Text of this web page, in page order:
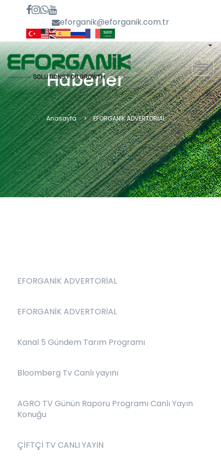
eforganik@eforganik.com.tr
Haberler
Anasayfa EFORGANİK ADVERTORİAL
EFORGANİK ADVERTORİAL
EFORGANİK ADVERTORİAL
Kanal 5 Gündem Tarım Programı
Bloomberg Tv Canlı yayını
AGRO TV Günün Raporu Programı Canlı Yayın
Konuğu
ÇİFTÇİ TV CANLI YAYIN